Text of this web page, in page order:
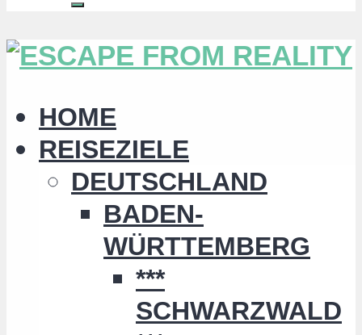
HOME
REISEZIELE
DEUTSCHLAND
BADEN-
WÜRTTEMBERG
***
SCHWARZWALD